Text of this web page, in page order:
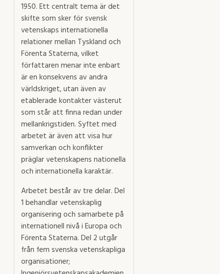
1950. Ett centralt tema är det
skifte som sker för svensk
vetenskaps internationella
relationer mellan Tyskland och
Förenta Staterna, vilket
författaren menar inte enbart
är en konsekvens av andra
världskriget, utan även av
etablerade kontakter västerut
som står att finna redan under
mellankrigstiden. Syftet med
arbetet är även att visa hur
samverkan och konflikter
präglar vetenskapens nationella
och internationella karaktär.
Arbetet består av tre delar. Del
1 behandlar vetenskaplig
organisering och samarbete på
internationell nivå i Europa och
Förenta Staterna. Del 2 utgår
från fem svenska vetenskapliga
organisationer;